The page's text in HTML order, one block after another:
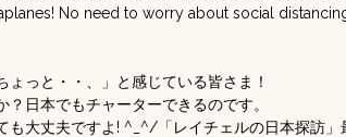
No need to worry about social
っと・・、」と感じている皆さま！
日本でもチャーターできるのです。
も大丈夫ですよ! ^_^/「レイチェルの日本探訪」